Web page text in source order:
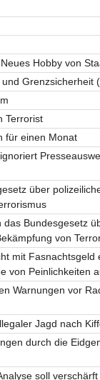
Hobby von
Grenzsicherheit
Terrorist
für einen Monat
über
das Bundesgesetz
von
mit Fasnachtsgeld
von Peinlichkeiten
Warnungen vor
Jagd nach
durch die
soll